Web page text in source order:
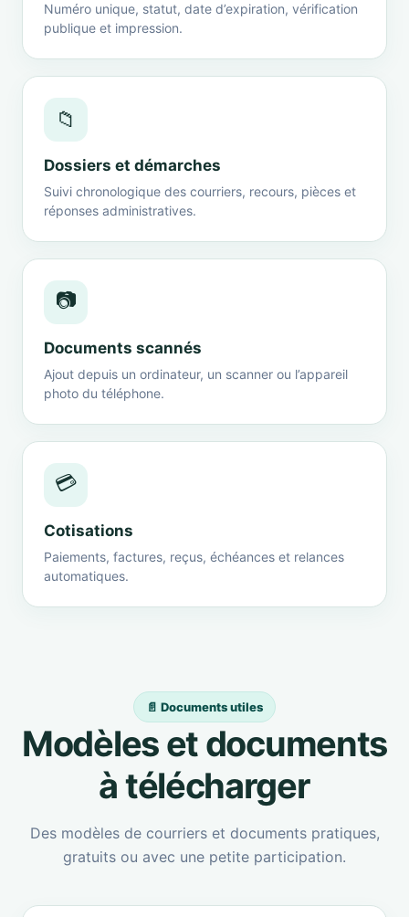
Numéro unique, statut, date d’expiration, vérification
publique et impression.
📁
Dossiers et démarches
Suivi chronologique des courriers, recours, pièces et
réponses administratives.
📷
Documents scannés
Ajout depuis un ordinateur, un scanner ou l’appareil
photo du téléphone.
💳
Cotisations
Paiements, factures, reçus, échéances et relances
automatiques.
📄 Documents utiles
Modèles et documents
à télécharger
Des modèles de courriers et documents pratiques,
gratuits ou avec une petite participation.